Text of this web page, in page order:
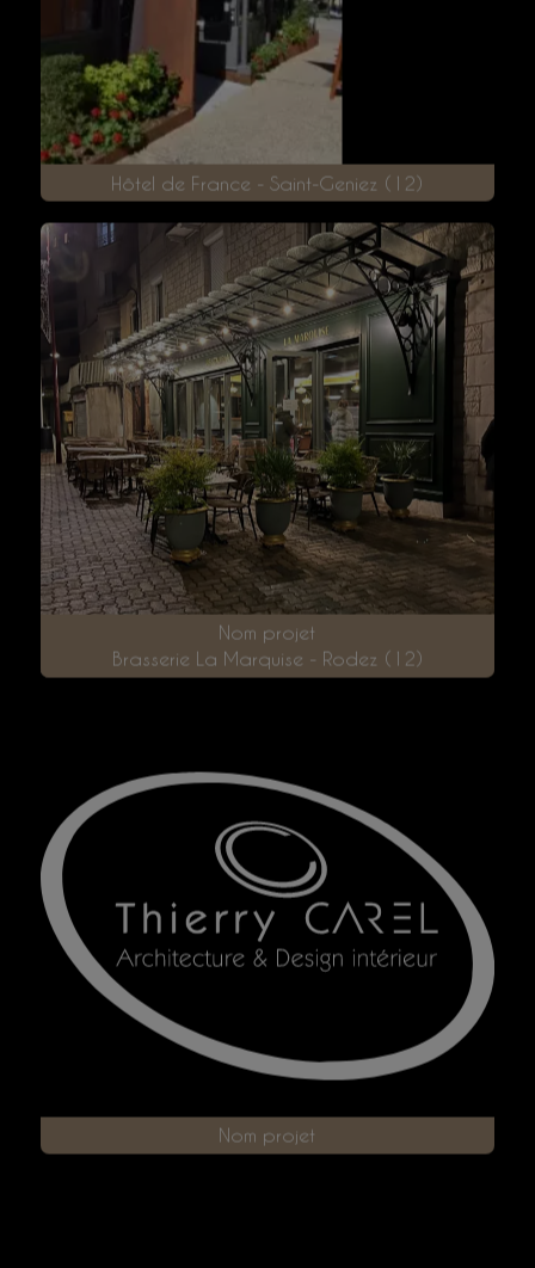
Hôtel de France - Saint-Geniez (12)
Nom projet
Brasserie La Marquise - Rodez (12)